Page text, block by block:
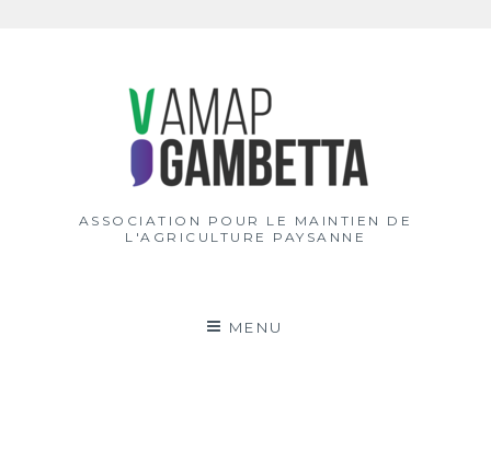
ASSOCIATION POUR LE MAINTIEN DE
L'AGRICULTURE PAYSANNE
MENU